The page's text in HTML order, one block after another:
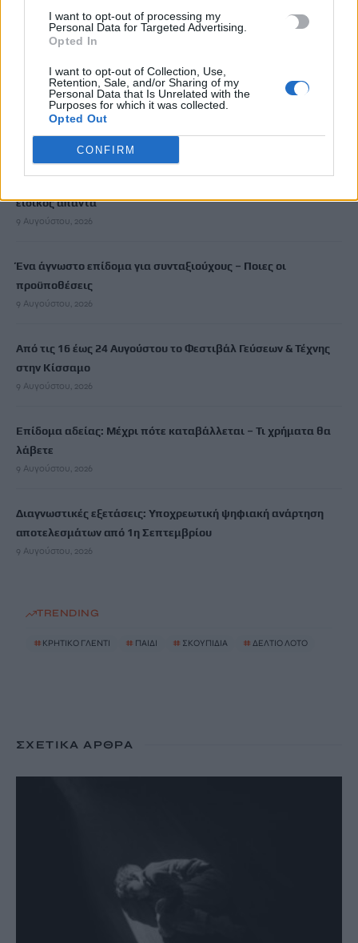
I want to opt-out of processing my
Personal Data for Targeted Advertising.
Opted In
I want to opt-out of Collection, Use,
Retention, Sale, and/or Sharing of my
Personal Data that Is Unrelated with the
Purposes for which it was collected.
Opted Out
CONFIRM
Η στιγμή που συλλαμβάνουν 21χρονο που είχε κλέψει
9 Αυγούστου, 2026
Πέταξε στα σκουπίδια δελτίο Λότο αξίας 1 εκατ. ευρώ
9 Αυγούστου, 2026
ειδικός απαντά
9 Αυγούστου, 2026
Ένα άγνωστο επίδομα για συνταξιούχους – Ποιες οι
προϋποθέσεις
9 Αυγούστου, 2026
Από τις 16 έως 24 Αυγούστου το Φεστιβάλ Γεύσεων & Τέχνης
στην Κίσσαμο
9 Αυγούστου, 2026
Επίδομα αδείας: Μέχρι πότε καταβάλλεται – Τι χρήματα θα
λάβετε
9 Αυγούστου, 2026
Διαγνωστικές εξετάσεις: Υποχρεωτική ψηφιακή ανάρτηση
αποτελεσμάτων από 1η Σεπτεμβρίου
9 Αυγούστου, 2026
TRENDING
# ΚΡΗΤΙΚΟ ΓΛΕΝΤΙ # ΠΑΙΔΙ # ΣΚΟΥΠΙΔΙΑ # ΔΕΛΤΙΟ ΛΟΤΟ
ΣΧΕΤΙΚΆ ΆΡΘΡΑ